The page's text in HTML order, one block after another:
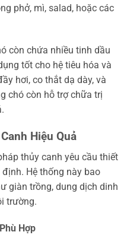
phở, mì, salad, hoặc các
còn chứa nhiều tinh dầu
tốt cho hệ tiêu hóa và
hơi, co thắt dạ dày, và
chó còn hỗ trợ chữa trị
Hiệu Quả
thủy canh yêu cầu thiết
Hệ thống này bao
giàn trồng, dung dịch dinh
trường.
Hợp